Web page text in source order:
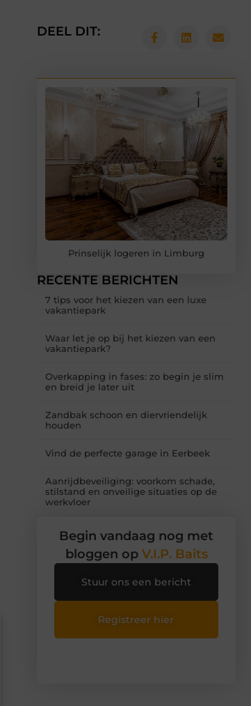
DEEL DIT:
Prinselijk logeren in Limburg
RECENTE BERICHTEN
7 tips voor het kiezen van een luxe
vakantiepark
Waar let je op bij het kiezen van een
vakantiepark?
Overkapping in fases: zo begin je slim
en breid je later uit
Zandbak schoon en diervriendelijk
houden
Vind de perfecte garage in Eerbeek
Aanrijdbeveiliging: voorkom schade,
stilstand en onveilige situaties op de
werkvloer
Begin vandaag nog met
bloggen op V.I.P. Baits
Stuur ons een bericht
Registreer hier